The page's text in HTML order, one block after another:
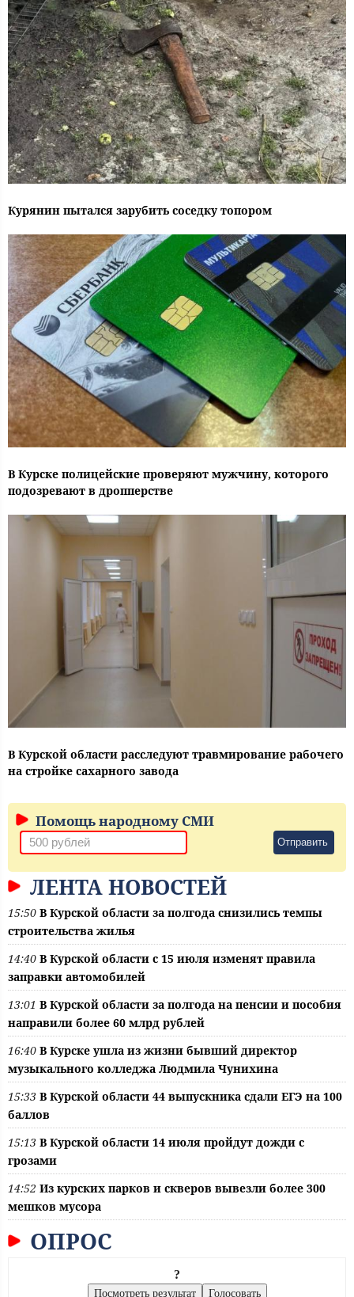
Курянин пытался зарубить соседку топором
В Курске полицейские проверяют мужчину, которого
подозревают в дропперстве
В Курской области расследуют травмирование рабочего
на стройке сахарного завода
Помощь народному СМИ
Отправить
ЛЕНТА НОВОСТЕЙ
15:50 В Курской области за полгода снизились темпы
строительства жилья
14:40 В Курской области с 15 июля изменят правила
заправки автомобилей
13:01 В Курской области за полгода на пенсии и пособия
направили более 60 млрд рублей
16:40 В Курске ушла из жизни бывший директор
музыкального колледжа Людмила Чунихина
15:33 В Курской области 44 выпускника сдали ЕГЭ на 100
баллов
15:13 В Курской области 14 июля пройдут дожди с
грозами
14:52 Из курских парков и скверов вывезли более 300
мешков мусора
ОПРОС
?